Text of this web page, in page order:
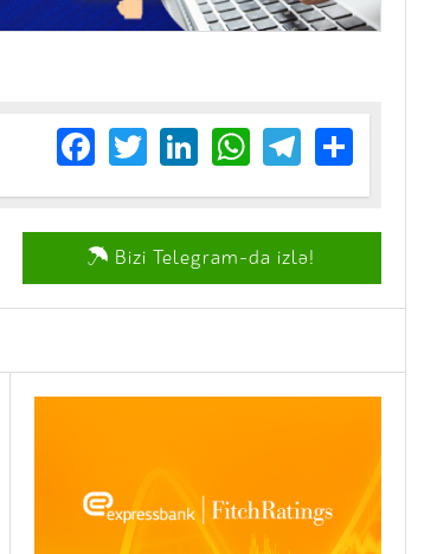
Facebook
TwitterLinkedIn
WhatsApp
Telegram
Share
Bizi Telegram-da izlə!